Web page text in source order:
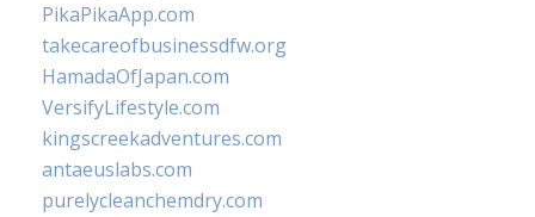
PikaPikaApp.com
takecareofbusinessdfw.org
HamadaOfJapan.com
VersifyLifestyle.com
kingscreekadventures.com
antaeuslabs.com
purelycleanchemdry.com